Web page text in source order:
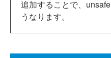
追加することで、
うなります。